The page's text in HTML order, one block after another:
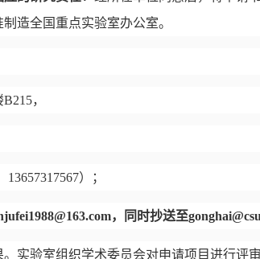
造全国重点实验室办公室。
B215，
13657317567）；
，同时抄送至
实验室组织学术委员会对申请项目进行评